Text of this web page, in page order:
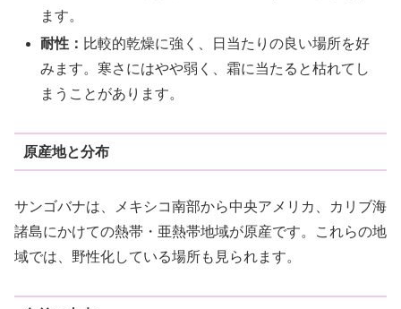
ます。
耐性： 比較的乾燥に強く、日当たりの良い場所を好
みます。寒さにはやや弱く、霜に当たると枯れてし
まうことがあります。
原産地と分布
サンゴバナは、メキシコ南部から中央アメリカ、カリブ海
諸島にかけての熱帯・亜熱帯地域が原産です。これらの地
域では、野性化している場所も見られます。